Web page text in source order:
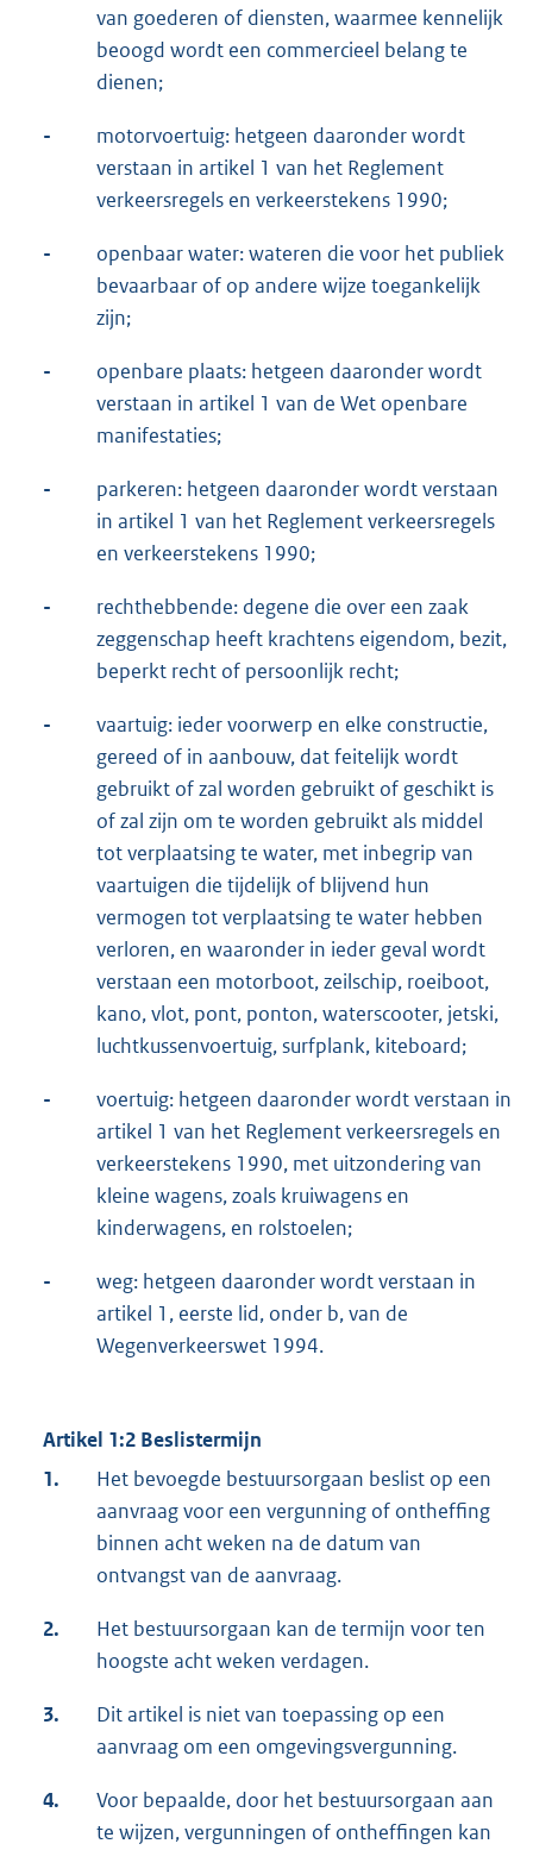
van goederen of diensten, waarmee kennelijk
beoogd wordt een commercieel belang te
dienen;
-
motorvoertuig: hetgeen daaronder wordt
verstaan in artikel 1 van het Reglement
verkeersregels en verkeerstekens 1990;
-
openbaar water: wateren die voor het publiek
bevaarbaar of op andere wijze toegankelijk
zijn;
-
openbare plaats: hetgeen daaronder wordt
verstaan in artikel 1 van de Wet openbare
manifestaties;
-
parkeren: hetgeen daaronder wordt verstaan
in artikel 1 van het Reglement verkeersregels
en verkeerstekens 1990;
-
rechthebbende: degene die over een zaak
zeggenschap heeft krachtens eigendom, bezit,
beperkt recht of persoonlijk recht;
-
vaartuig: ieder voorwerp en elke constructie,
gereed of in aanbouw, dat feitelijk wordt
gebruikt of zal worden gebruikt of geschikt is
of zal zijn om te worden gebruikt als middel
tot verplaatsing te water, met inbegrip van
vaartuigen die tijdelijk of blijvend hun
vermogen tot verplaatsing te water hebben
verloren, en waaronder in ieder geval wordt
verstaan een motorboot, zeilschip, roeiboot,
kano, vlot, pont, ponton, waterscooter, jetski,
luchtkussenvoertuig, surfplank, kiteboard;
-
voertuig: hetgeen daaronder wordt verstaan in
artikel 1 van het Reglement verkeersregels en
verkeerstekens 1990, met uitzondering van
kleine wagens, zoals kruiwagens en
kinderwagens, en rolstoelen;
-
weg: hetgeen daaronder wordt verstaan in
artikel 1, eerste lid, onder b, van de
Wegenverkeerswet 1994.
Artikel 1:2 Beslistermijn
1.
Het bevoegde bestuursorgaan beslist op een
aanvraag voor een vergunning of ontheffing
binnen acht weken na de datum van
ontvangst van de aanvraag.
2.
Het bestuursorgaan kan de termijn voor ten
hoogste acht weken verdagen.
3.
Dit artikel is niet van toepassing op een
aanvraag om een omgevingsvergunning.
4.
Voor bepaalde, door het bestuursorgaan aan
te wijzen, vergunningen of ontheffingen kan